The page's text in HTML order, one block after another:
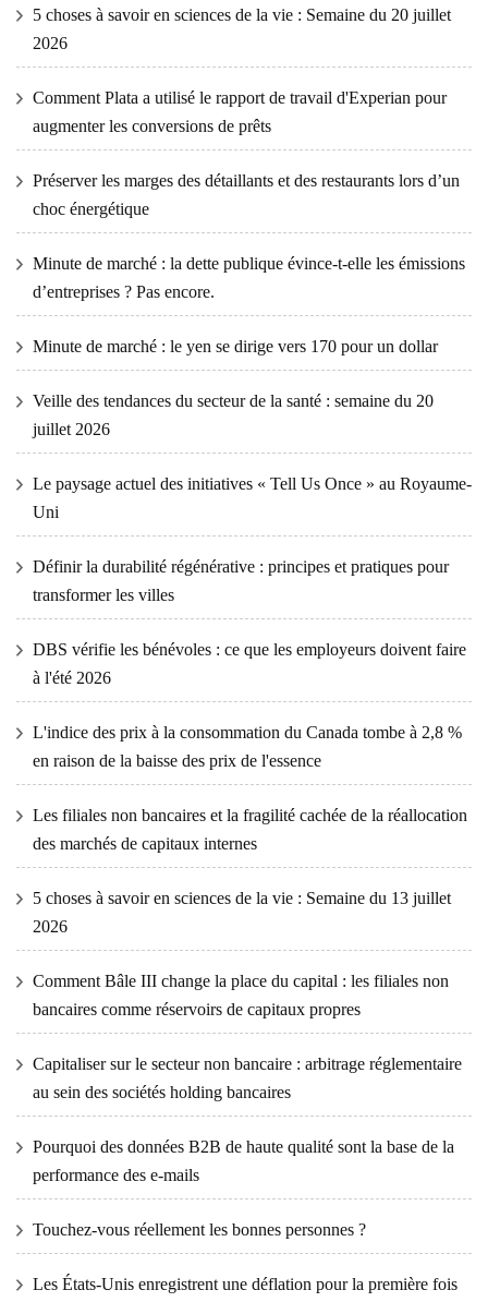
5 choses à savoir en sciences de la vie : Semaine du 20 juillet
2026
Comment Plata a utilisé le rapport de travail d'Experian pour
augmenter les conversions de prêts
Préserver les marges des détaillants et des restaurants lors d’un
choc énergétique
Minute de marché : la dette publique évince-t-elle les émissions
d’entreprises ? Pas encore.
Minute de marché : le yen se dirige vers 170 pour un dollar
Veille des tendances du secteur de la santé : semaine du 20
juillet 2026
Le paysage actuel des initiatives « Tell Us Once » au Royaume-
Uni
Définir la durabilité régénérative : principes et pratiques pour
transformer les villes
DBS vérifie les bénévoles : ce que les employeurs doivent faire
à l'été 2026
L'indice des prix à la consommation du Canada tombe à 2,8 %
en raison de la baisse des prix de l'essence
Les filiales non bancaires et la fragilité cachée de la réallocation
des marchés de capitaux internes
5 choses à savoir en sciences de la vie : Semaine du 13 juillet
2026
Comment Bâle III change la place du capital : les filiales non
bancaires comme réservoirs de capitaux propres
Capitaliser sur le secteur non bancaire : arbitrage réglementaire
au sein des sociétés holding bancaires
Pourquoi des données B2B de haute qualité sont la base de la
performance des e-mails
Touchez-vous réellement les bonnes personnes ?
Les États-Unis enregistrent une déflation pour la première fois